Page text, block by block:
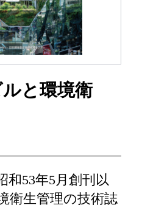
と環境衛
和53年5月創刊以
衛生管理の技術誌